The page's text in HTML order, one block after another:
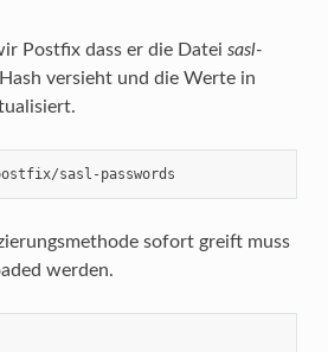
Postfix dass er die Datei sasl-
versieht und die Werte in
sasl-passwords
sofort greift muss
werden.